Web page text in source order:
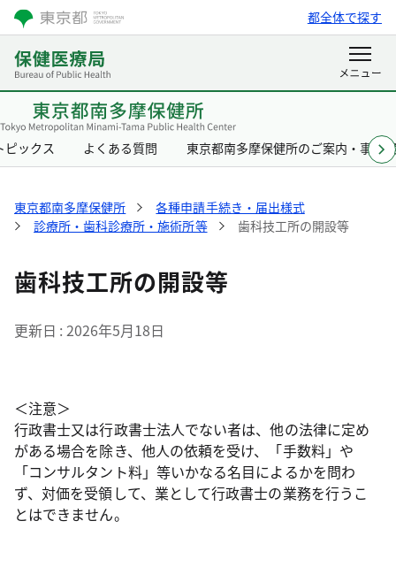
都全体で探す
ピックス よくある質問 東京都南多摩保健所のご案内・事業
東京都南多摩保健所
各種申請手続き・届出様式
診療所・歯科診療所・施術所等
歯科技工所の開設等
歯科技工所の開設等
更新日 2026年5月18日
＜注意＞
行政書士又は行政書士法人でない者は、他の法律に定め
がある場合を除き、他人の依頼を受け、「手数料」や
「コンサルタント料」等いかなる名目によるかを問わ
ず、対価を受領して、業として行政書士の業務を行うこ
とはできません。